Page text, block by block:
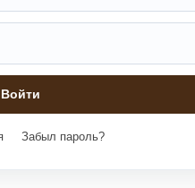
Забыл пароль?